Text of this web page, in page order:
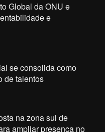
Global da ONU e
e
se consolida como
de talentos
na zona sul de
ampliar presença no